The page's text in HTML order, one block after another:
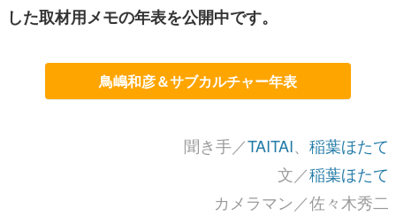
した取材用メモの年表を公開中です。
鳥嶋和彦＆サブカルチャー年表
聞き手／TAITAI、 稲葉ほたて
文／稲葉ほたて
カメラマン／佐々木秀二